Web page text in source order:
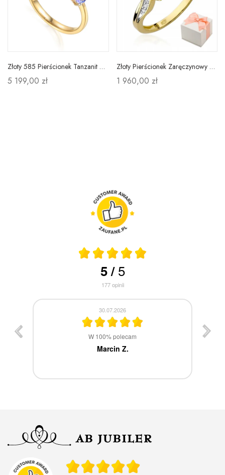
Złoty 585 Pierścionek Tanzanit Diamenty Grawer
5 199,00 zł
Złoty Pierścionek Zaręczynowy 585 Granat Diamenty
1 960,00 zł
5/5
177opinii
30.07.2026
W 100% polecam
Marcin Z.